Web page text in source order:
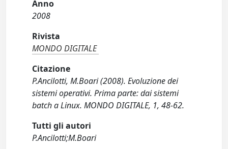
Anno
2008
Rivista
MONDO DIGITALE
Citazione
P.Ancilotti, M.Boari (2008). Evoluzione dei
sistemi operativi. Prima parte: dai sistemi
batch a Linux. MONDO DIGITALE, 1, 48-62.
Tutti gli autori
P.Ancilotti;M.Boari